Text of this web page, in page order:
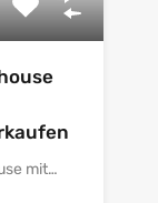
mit…